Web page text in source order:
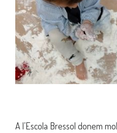
A l’Escola Bressol donem